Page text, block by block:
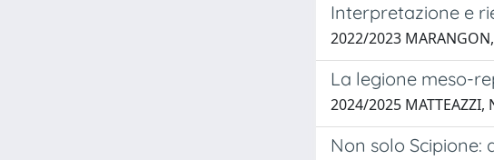
Interpretazione e
2022/2023 MARANGON,
La legione meso-
2024/2025 MATTEAZZI,
Non solo